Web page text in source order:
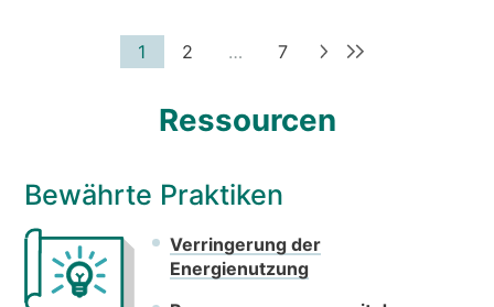
1 2 … 7
Ressourcen
Bewährte Praktiken
Verringerung der
Energienutzung